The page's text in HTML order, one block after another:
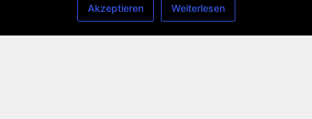
Akzeptieren Weiterlesen